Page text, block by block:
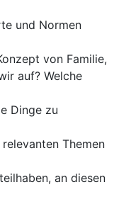
und Normen
von Familie,
auf? Welche
Dinge zu
Themen
an diesen